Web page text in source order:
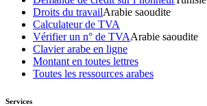
Droits du travailArabie saoudite
Calculateur de TVA
Vérifier un n° de TVAArabie saoudite
Clavier arabe en ligne
Montant en toutes lettres
Toutes les ressources arabes
Services